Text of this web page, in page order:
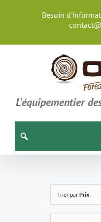
Besoin
L'équipementier
Trier par Prix